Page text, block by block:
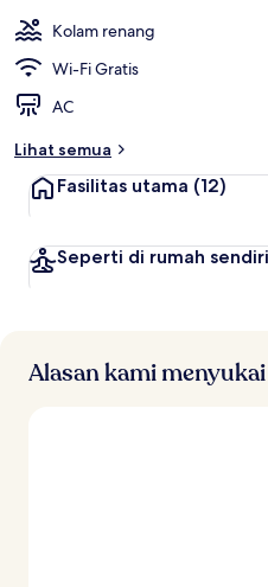
Kolam renang
Wi-Fi Gratis
AC
Lihat semua
Fasilitas utama (12)
Seperti di rumah sendiri
Alasan kami